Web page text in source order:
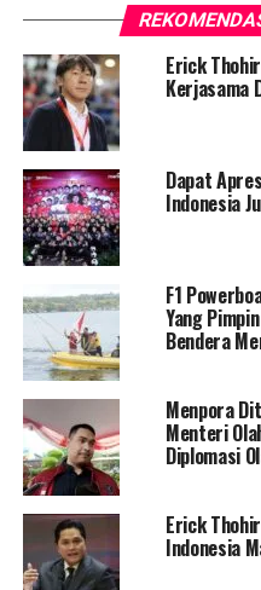
Erick
Kerjasama
Dapat
Indonesia
F1
Yang
Bendera
Menpora
Menteri
Diplomasi
Erick
Indonesia